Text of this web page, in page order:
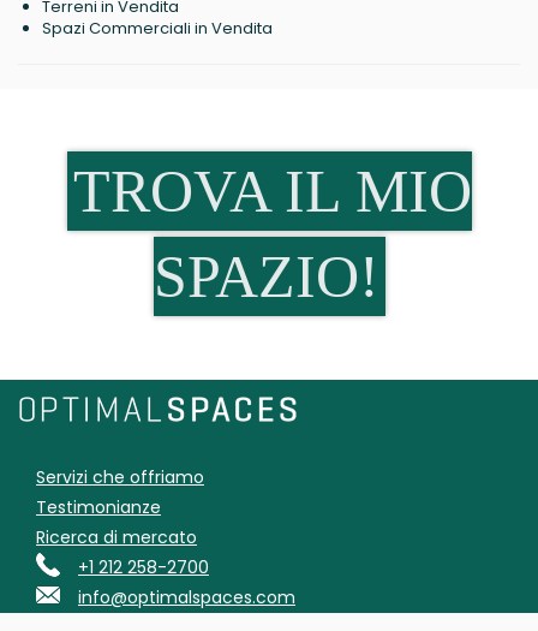
Terreni in Vendita
Spazi Commerciali in Vendita
TROVA IL MIO
SPAZIO!
Servizi che offriamo
Testimonianze
Ricerca di mercato
+1 212 258-2700
info@optimalspaces.com